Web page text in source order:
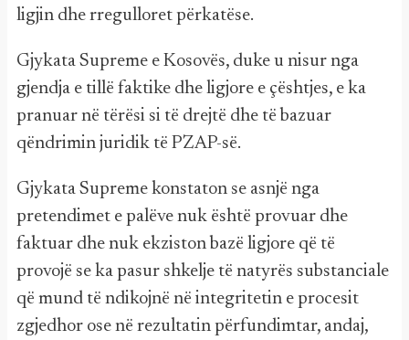
ligjin dhe rregulloret përkatëse.
Gjykata Supreme e Kosovës, duke u nisur nga
gjendja e tillë faktike dhe ligjore e çështjes, e ka
pranuar në tërësi si të drejtë dhe të bazuar
qëndrimin juridik të PZAP-së.
Gjykata Supreme konstaton se asnjë nga
pretendimet e palëve nuk është provuar dhe
faktuar dhe nuk ekziston bazë ligjore që të
provojë se ka pasur shkelje të natyrës substanciale
që mund të ndikojnë në integritetin e procesit
zgjedhor ose në rezultatin përfundimtar, andaj,